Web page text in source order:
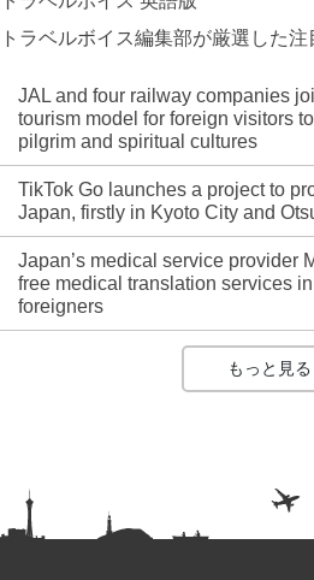
トラベルボイス編集部が厳選した注
JAL and four railway companies
tourism model for foreign visitors
pilgrim and spiritual cultures
TikTok Go launches a project to
Japan, firstly in Kyoto City and
Japan’s medical service provider
free medical translation services
foreigners
もっと見る